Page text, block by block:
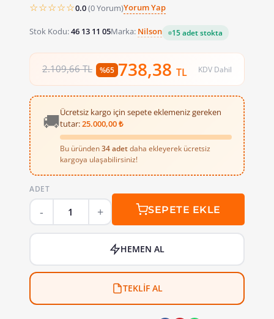
☆☆☆☆☆0.0(0 Yorum)Yorum Yap
Stok Kodu:46 13 11 05Marka: Nilson 15 adet stokta
2.109,66 TL %65 738,38 TL KDV Dahil
🚚Ücretsiz kargo için sepete eklemeniz gereken
tutar:25.000,00 ₺
Bu üründen 34 adetdaha ekleyerek ücretsiz
kargoya ulaşabilirsiniz!
ADET
SEPETE EKLE
HEMEN AL
TEKLİF AL